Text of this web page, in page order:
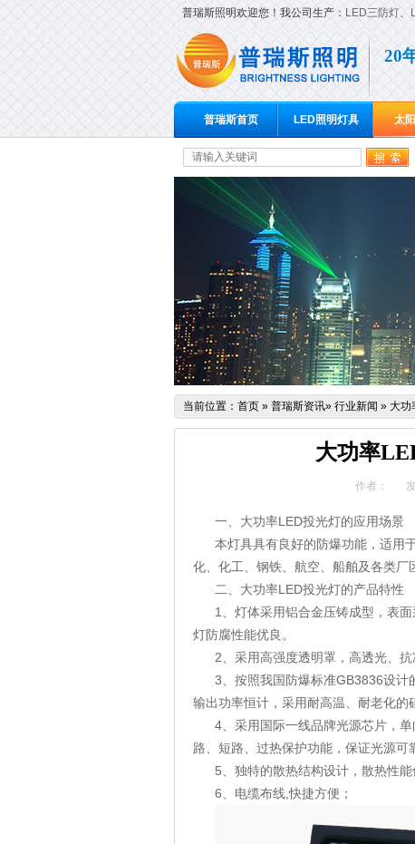
普瑞斯照明欢迎您！我公司生产： LED三防灯、
20
普瑞斯首页 LED照明灯具 太
当前位置： 首页 » 普瑞斯资讯» 行业新闻 » 大功
大功率
作者：
一、大功率LED投光灯的应用场景
本灯具具有良好的防爆功能，适用
化、化工、钢铁、航空、船舶及各类厂
二、大功率LED投光灯的产品特性
1、灯体采用铝合金压铸成型，表
灯防腐性能优良。
2、采用高强度透明罩，高透光、
3、按照我国防爆标准GB3836设计
输出功率恒计，采用耐高温、耐老化的
4、采用国际一线品牌光源芯片，
路、短路、过热保护功能，保证光源可
5、独特的散热结构设计，散热性
6、电缆布线,快捷方便；